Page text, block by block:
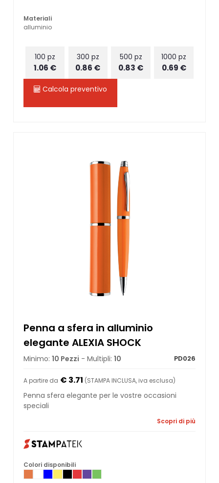
Materiali
alluminio
100 pz
1.06 €
300 pz
0.86 €
500 pz
0.83 €
1000 pz
0.69 €
Calcola preventivo
Penna a sfera in alluminio
elegante ALEXIA SHOCK
Minimo: 10 Pezzi - Multipli: 10 PD026
A partire da € 3.71 (STAMPA INCLUSA, iva esclusa)
Penna sfera elegante per le vostre occasioni
speciali
Scopri di più
Colori disponibili